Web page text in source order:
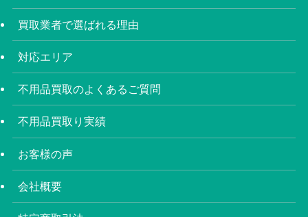
買取業者で選ばれる理由
対応エリア
不用品買取のよくあるご質問
不用品買取り実績
お客様の声
会社概要